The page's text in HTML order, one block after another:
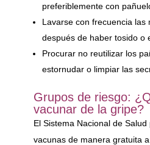
preferiblemente con
Lavarse con frecuencia las
después de haber tosido o
Procurar no reutilizar los
estornudar o limpiar las
Grupos de riesgo:
vacunar de la gripe?
El Sistema Nacional de
vacunas de manera gratuita